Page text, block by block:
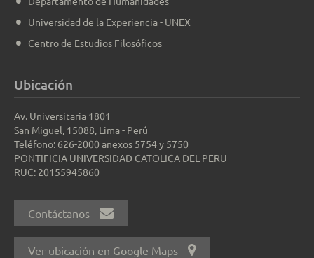
Universidad de la Experiencia - UNEX
Centro de Estudios Filosóficos
Ubicación
Av. Universitaria 1801
San Miguel, 15088, Lima - Perú
Teléfono: 626-2000 anexos 5754 y 5750
PONTIFICIA UNIVERSIDAD CATOLICA DEL PERU
RUC: 20155945860
Contáctanos
Ver ubicación en Google Maps